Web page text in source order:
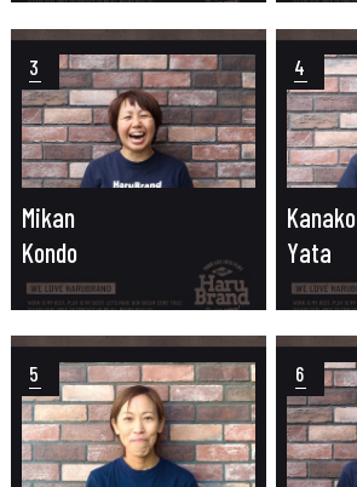
Mikan
Kondo
3
Kanako
Yata
4
5 6